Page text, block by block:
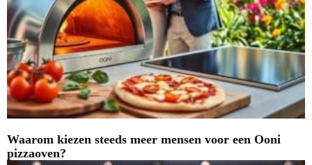
Waarom kiezen steeds meer mensen voor een Ooni
pizzaoven?